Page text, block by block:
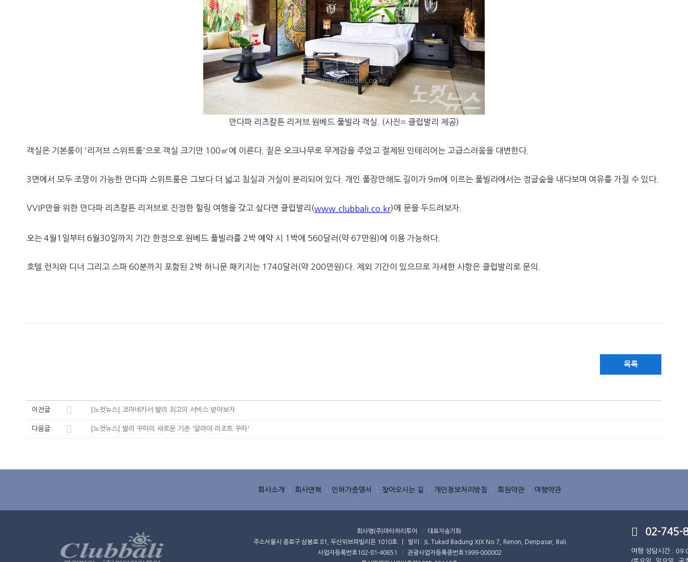
만다파 리츠칼튼 리저브 원베드 풀빌라 객실. (사진= 클럽발리 제공)
객실은 기본룸이 '리저브 스위트룸'으로 객실 크기만 100㎡에 이른다. 짙은 오크나무로 무게감을 주었고 절제된 인테리어는 고급스러움을 대변한다.
3면에서 모두 조망이 가능한 만다파 스위트룸은 그보다 더 넓고 침실과 거실이 분리되어 있다. 개인 풀장만해도 길이가 9m에 이르는 풀빌라에서는 정글숲을 내다보며 여유를 가질 수 있다.
VVIP만을 위한 만다파 리츠칼튼 리저브로 진정한 힐링 여행을 갖고 싶다면 클럽발리(www.clubbali.co.kr)에 문을 두드려보자.
오는 4월1일부터 6월30일까지 기간 한정으로 원베드 풀빌라를 2박 예약 시 1박에 560달러(약 67만원)에 이용 가능하다.
호텔 런치와 디너 그리고 스파 60분까지 포함된 2박 허니문 패키지는 1740달러(약 200만원)다. 제외 기간이 있으므로 자세한 사항은 클럽발리로 문의.
목록
이전글 [노컷뉴스] 코마네카서 발리 최고의 서비스 받아보자
다음글 [노컷뉴스] 발리 꾸따의 새로운 기준 '알라야 리조트 꾸따'
회사소개 회사연혁 인허가증명서 찾아오시는 길 개인정보처리방침 회원약관 여행약관
회사명(주)마타하리투어 대표자송기화
주소서울시 종로구 삼봉로 81, 두산위브파빌리온 1010호 | 발리 : JL.Tukad Badung XIX No.7, Renon, Denpasar, Bali
사업자등록번호102-81-40651 관광사업자등록증번호1999-000002
02-745-
여행 상담시간 :